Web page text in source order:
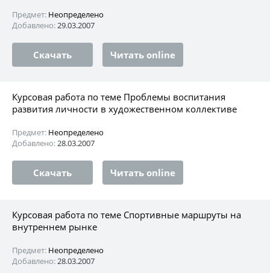
Предмет: Неопределено
Добавлено:29.03.2007
Скачать Читать online
Курсовая работа по теме Проблемы воспитания
развития личности в художественном коллективе
Предмет: Неопределено
Добавлено:28.03.2007
Скачать Читать online
Курсовая работа по теме Спортивные маршруты на
внутреннем рынке
Предмет: Неопределено
Добавлено:28.03.2007